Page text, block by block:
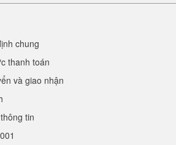
chung
thanh toán
và giao nhận
tin